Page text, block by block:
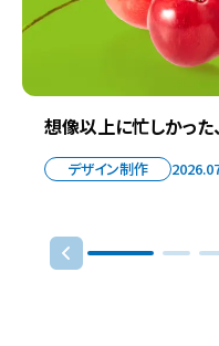
想像以上に忙しかった
デザイン制作